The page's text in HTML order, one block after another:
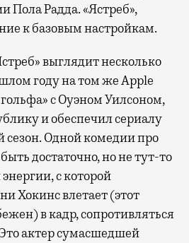
Пола Радда. «Ястреб»,
к базовым настройкам.
выглядит несколько
году на том же Apple
с Оуэном Уилсоном,
и обеспечил сериалу
сезон. Одной комедии про
достаточно, но не тут-то
с которой
Хокинс влетает (этот
в кадр, сопротивляться
актер сумасшедшей